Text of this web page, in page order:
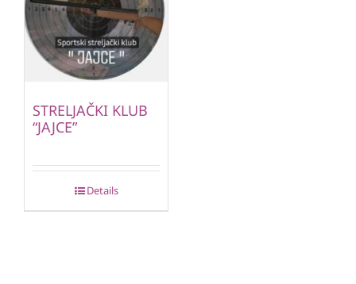
STRELJAČKI KLUB
“JAJCE”
Details